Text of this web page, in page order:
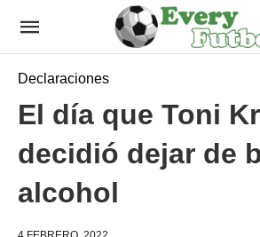
Declaraciones
El día que Toni
decidió dejar de
alcohol